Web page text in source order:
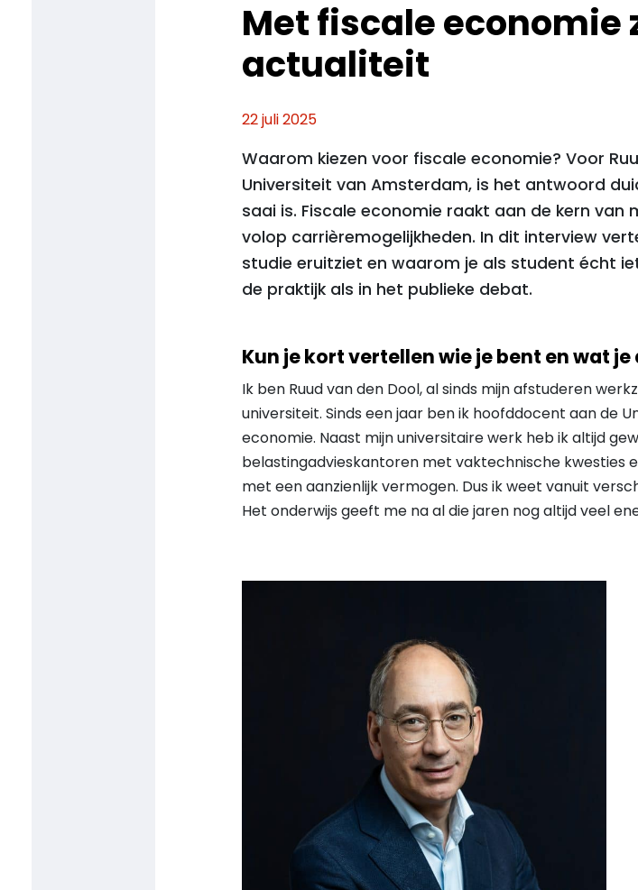
Met fiscale economie
actualiteit
22 juli 2025
Waarom kiezen voor fiscale economie? Voor
Universiteit van Amsterdam, is het antwoord
saai is. Fiscale economie raakt aan de kern
volop carrièremogelijkheden. In dit interview
studie eruitziet en waarom je als student écht
de praktijk als in het publieke debat.
Kun je kort vertellen wie je bent en wat je
Ik ben Ruud van den Dool, al sinds mijn afstuderen
universiteit. Sinds een jaar ben ik hoofddocent aan de
economie. Naast mijn universitaire werk heb ik altijd
belastingadvieskantoren met vaktechnische kwesties
met een aanzienlijk vermogen. Dus ik weet vanuit
Het onderwijs geeft me na al die jaren nog altijd veel